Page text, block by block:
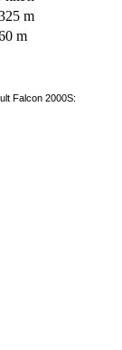
m
m
Falcon 2000S: